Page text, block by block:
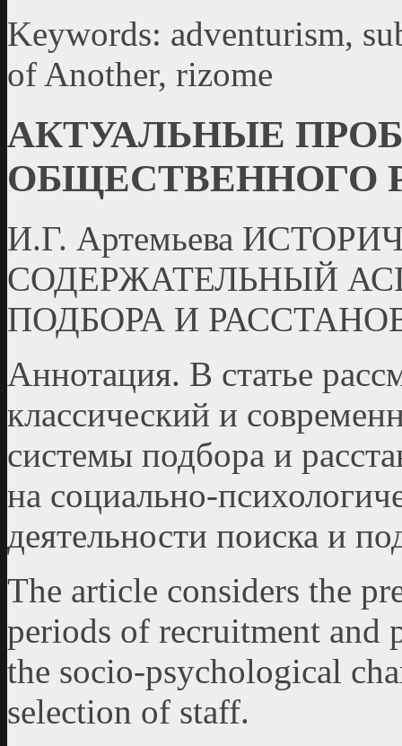
Keywords: adventurism,
of Another, rizome
АКТУАЛЬНЫЕ
ОБЩЕСТВЕННОГО
И.Г. Артемьева
СОДЕРЖАТЕЛЬНЫЙ
ПОДБОРА И
Аннотация. В статье
классический и
системы подбора и
на социально-
деятельности поиска и
The article considers the
periods of recruitment and
the socio-psychological
selection of staff.